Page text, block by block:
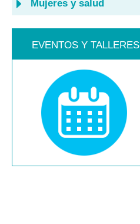
Mujeres y salud
EVENTOS Y TALLERES